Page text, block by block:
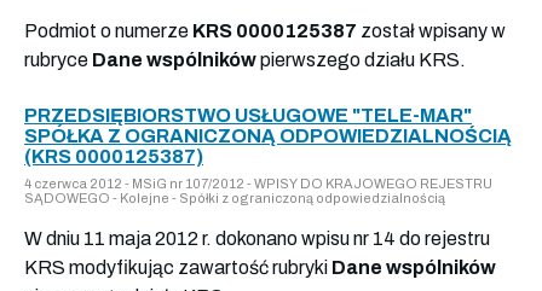
Podmiot o numerze KRS 0000125387 został wpisany w
rubryce Dane wspólnikówpierwszego działu KRS.
PRZEDSIĘBIORSTWO USŁUGOWE "TELE-MAR"
SPÓŁKA Z OGRANICZONĄ ODPOWIEDZIALNOŚCIĄ
(KRS 0000125387)
4 czerwca 2012 - MSiG nr 107/2012 - WPISY DO KRAJOWEGO REJESTRU
SĄDOWEGO - Kolejne - Spółki z ograniczoną odpowiedzialnością
W dniu 11 maja 2012 r. dokonano wpisu nr 14 do rejestru
KRS modyfikując zawartość rubryki Dane wspólników